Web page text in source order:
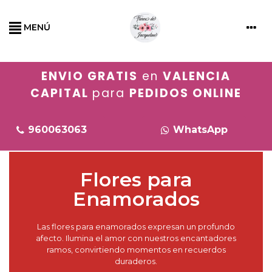
MENÚ
ENVIO GRATIS en VALENCIA
CAPITAL para PEDIDOS ONLINE
960063063 WhatsApp
Flores para
Enamorados
Las flores para enamorados expresan un profundo
afecto. Ilumina el amor con nuestros encantadores
ramos, convirtiendo momentos en recuerdos
duraderos.